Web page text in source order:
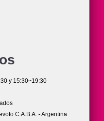
y 15:30~19:30
C.A.B.A. - Argentina